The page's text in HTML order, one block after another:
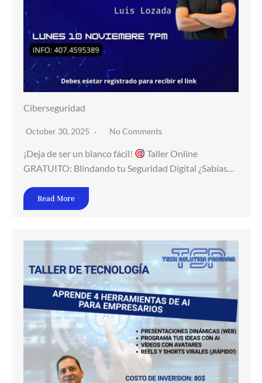
Ciberseguridad
October 30, 2025 No Comments
¡Deja de ser un blanco fácil!
Taller Online
GRATUITO: Blindando tu Seguridad Digital ¿Sabías…
Read More